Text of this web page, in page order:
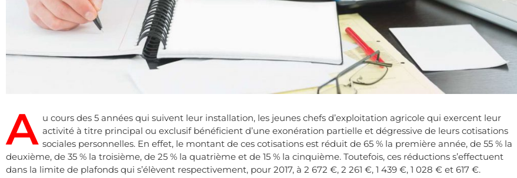
A u cours des 5 années qui suivent leur installation, les jeunes chefs d’exploitation agricole qui exercent leur
activité à titre principal ou exclusif bénéficient d’une exonération partielle et dégressive de leurs cotisations
sociales personnelles. En effet, le montant de ces cotisations est réduit de 65 % la première année, de 55 % la
deuxième, de 35 % la troisième, de 25 % la quatrième et de 15 % la cinquième. Toutefois, ces réductions s’effectuent
dans la limite de plafonds qui s’élèvent respectivement, pour 2017, à 2 672 €, 2 261 €, 1 439 €, 1 028 € et 617 €.